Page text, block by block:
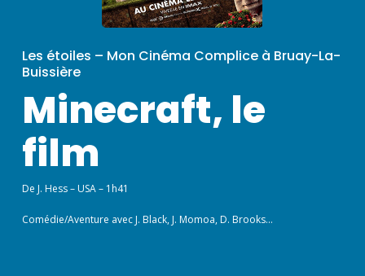
Les étoiles – Mon Cinéma Complice à Bruay-La-
Buissière
Minecraft, le
film
De J. Hess – USA – 1h41
Comédie/Aventure avec J. Black, J. Momoa, D. Brooks…